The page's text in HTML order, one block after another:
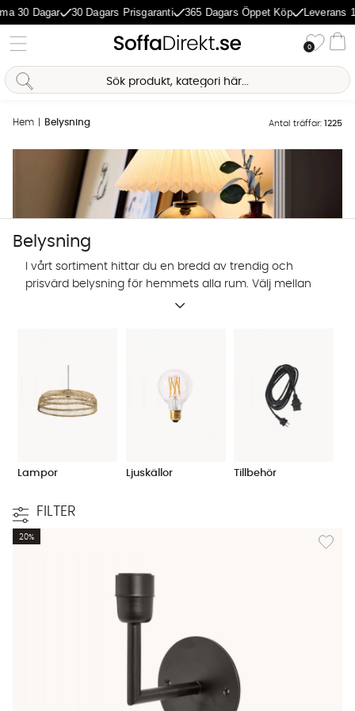
30 Dagars Prisgaranti 365 Dagars Öppet Köp Leverans 1-5
0
Hem Belysning Antal träffar: 1225
Belysning
I vårt sortiment hittar du en bredd av trendig och
prisvärd belysning för hemmets alla rum. Välj mellan
designbelysning från utvalda varumärken, eller
Lampor Ljuskällor Tillbehör
FILTER
Lägg
20%